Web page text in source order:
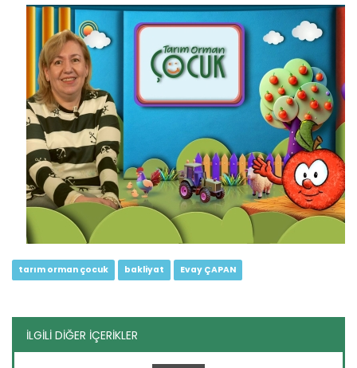
tarım orman çocuk bakliyat Evay ÇAPAN
İLGİLİ DİĞER İÇERİKLER
Tarım Orman Çocuk 6.Bölüm (Süt...
Devamını Oku ->
Tarım Orman Çocuk 5.Bölüm...